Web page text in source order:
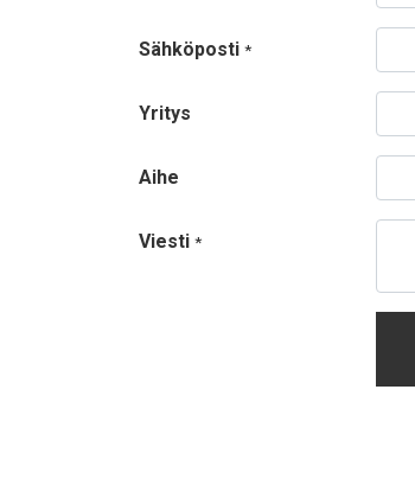
Sähköposti *
Yritys
Aihe
Viesti *